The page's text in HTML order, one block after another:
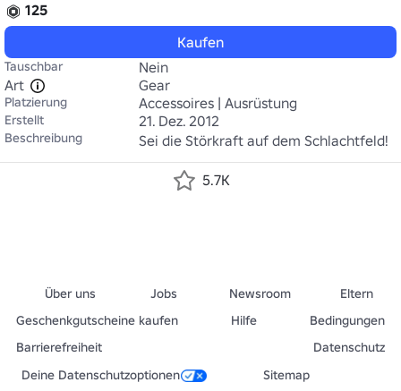
125
Kaufen
Tauschbar
Nein
Art
Gear
Platzierung Accessoires | Ausrüstung
Erstellt 21. Dez. 2012
Beschreibung Sei die Störkraft auf dem Schlachtfeld!
5.7K
Über uns Jobs Newsroom
Eltern
Geschenkgutscheine kaufen
Hilfe
Bedingungen
Barrierefreiheit
Datenschutz
Deine Datenschutzoptionen
Sitemap